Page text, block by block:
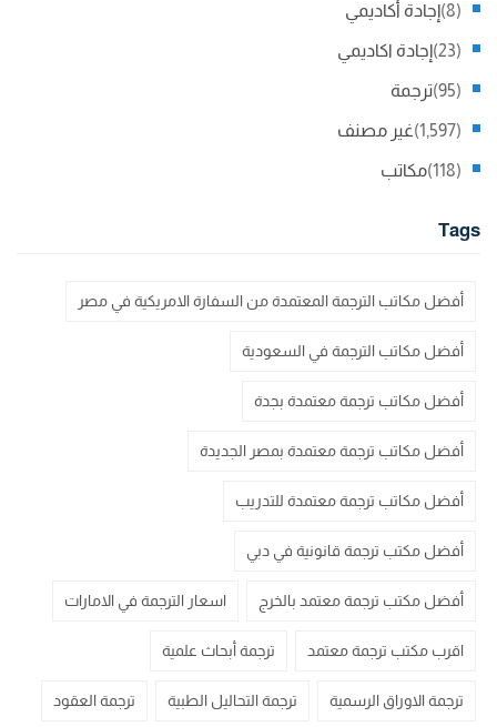
إجادة أكاديمي (8)
إجادة اكاديمي (23)
ترجمة (95)
غير مصنف (1,597)
مكاتب (118)
Tags
أفضل مكاتب الترجمة المعتمدة من السفارة الامريكية في مصر
أفضل مكاتب الترجمة في السعودية
أفضل مكاتب ترجمة معتمدة بجدة
أفضل مكاتب ترجمة معتمدة بمصر الجديدة
أفضل مكاتب ترجمة معتمدة للتدريب
أفضل مكتب ترجمة قانونية في دبي
أفضل مكتب ترجمة معتمد بالخرج اسعار الترجمة في الامارات
اقرب مكتب ترجمة معتمد ترجمة أبحاث علمية
ترجمة الاوراق الرسمية ترجمة التحاليل الطبية ترجمة العقود